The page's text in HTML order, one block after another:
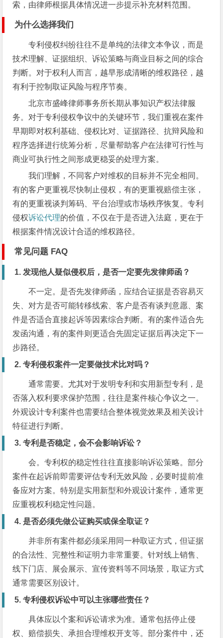
索，由律师根据具体情况进一步提示补充材料范围。
为什么选择我们
专利侵权纠纷往往不是单纯的法律文本争议，而是
技术理解、证据组织、诉讼策略与商业目标之间的综合
判断。对于权利人而言，越早形成清晰的维权路径，越
有利于控制取证风险与程序节奏。
北京市盛峰律师事务所长期从事知识产权法律服
务。对于专利侵权争议中的关键环节，我们重视在案件
早期即对权利基础、侵权比对、证据路径、抗辩风险和
程序选择进行统筹分析，尽量帮助客户在法律可行性与
商业可执行性之间形成更稳妥的处理方案。
我们理解，不同客户对维权的目标并不完全相同。
有的客户更重视尽快制止侵权，有的更重视赔偿主张，
有的更重视谈判筹码、平台治理或市场秩序恢复。专利
侵权诉讼代理的价值，不仅在于是否进入法庭，更在于
根据案件情况设计合适的维权路径。
常见问题 FAQ
1. 发现他人疑似侵权后，是否一定要先发律师函？
不一定。是否先发律师函，应结合证据是否容易灭
失、对方是否可能转移线索、客户是否有谈判意愿、案
件是否适合直接起诉等因素综合判断。有的案件适合先
发函沟通，有的案件则更适合先固定证据后再决定下一
步路径。
2. 专利侵权案件一定要做技术比对吗？
通常需要。尤其对于发明专利和实用新型专利，是
否落入权利要求保护范围，往往是案件核心争议之一。
外观设计专利案件也需要结合整体视觉效果及相关设计
特征进行判断。
3. 专利是否稳定，会不会影响诉讼？
会。专利权的稳定性往往直接影响诉讼策略。部分
案件在起诉前即需要评估专利无效风险，必要时提前准
备应对方案。特别是实用新型和外观设计案件，通常更
应重视权利稳定性问题。
4. 是否必须先做公证购买或保全取证？
并非所有案件都必须采用同一种取证方式，但证据
的合法性、完整性和证明力非常重要。针对线上销售、
线下门店、展会展示、宣传资料等不同场景，取证方式
通常需要区别设计。
5. 专利侵权诉讼中可以主张哪些责任？
具体应以个案和诉讼请求为准。通常包括停止侵
权、赔偿损失、承担合理维权开支等。部分案件中，还